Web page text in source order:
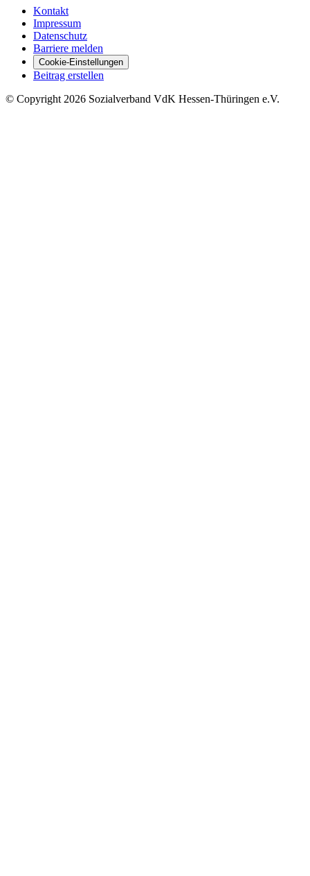
Kontakt
Impressum
Datenschutz
Barriere melden
Cookie-Einstellungen
Beitrag erstellen
© Copyright 2026 Sozialverband VdK Hessen-Thüringen e.V.